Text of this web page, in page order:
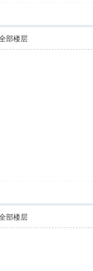
部楼层
部楼层